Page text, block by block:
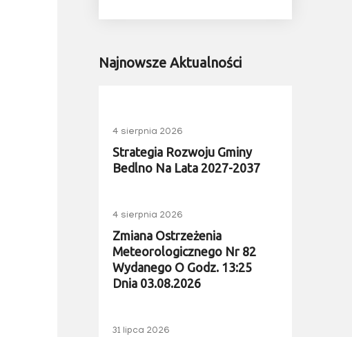
Najnowsze Aktualności
4 sierpnia 2026
Strategia Rozwoju Gminy
Bedlno Na Lata 2027-2037
4 sierpnia 2026
Zmiana Ostrzeżenia
Meteorologicznego Nr 82
Wydanego O Godz. 13:25
Dnia 03.08.2026
31 lipca 2026